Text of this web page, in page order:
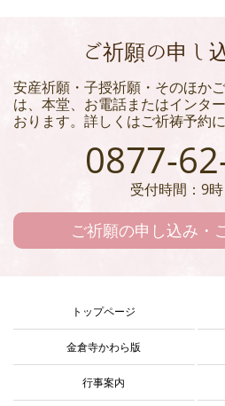
ご祈願の申し
安産祈願・子授祈願・そのほか
は、本堂、お電話またはインタ
おります。詳しくはご祈祷予約
0877-
受付時間：9
ご祈願の申し込み・
トップページ
金倉寺かわら版
行事案内